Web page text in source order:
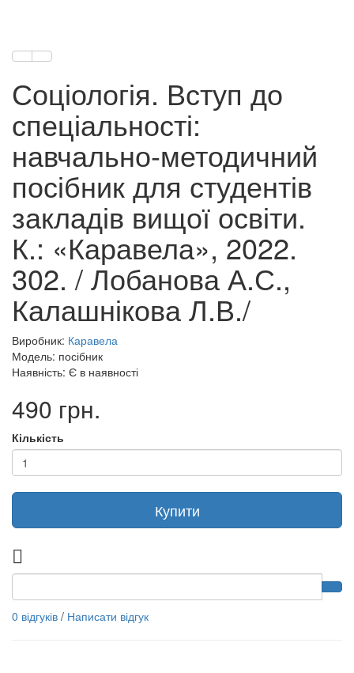
Соціологія. Вступ до
спеціальності:
навчально-методичний
посібник для студентів
закладів вищої освіти.
К.: «Каравела», 2022.
302. / Лобанова А.С.,
Калашнікова Л.В./
Виробник: Каравела
Модель: посібник
Наявність: Є в наявності
490 грн.
Кількість
Купити
0 відгуків / Написати відгук